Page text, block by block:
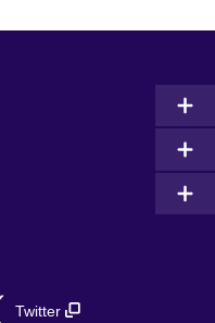
Twitter